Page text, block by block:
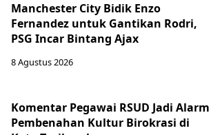
Manchester City Bidik Enzo
Fernandez untuk Gantikan Rodri,
PSG Incar Bintang Ajax
8 Agustus 2026
Komentar Pegawai RSUD Jadi Alarm
Pembenahan Kultur Birokrasi di